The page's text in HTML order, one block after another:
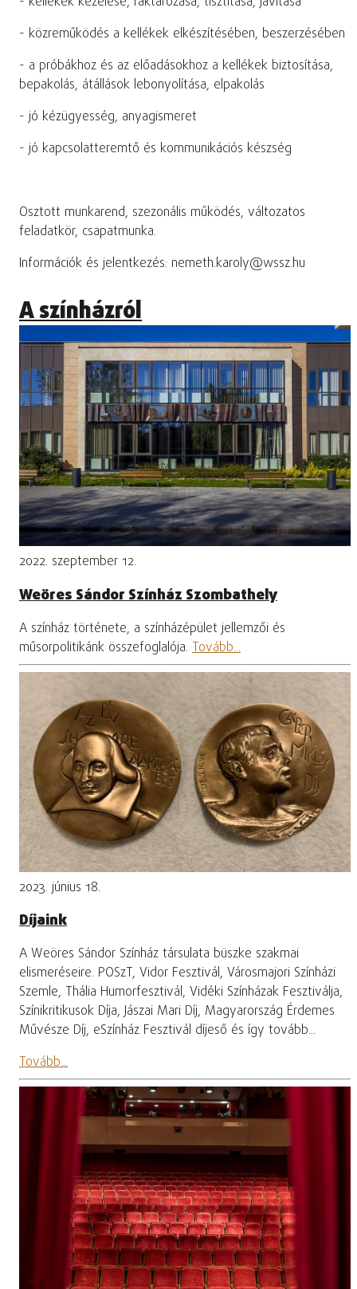
- közreműködés a kellékek elkészítésében, beszerzésében
- a próbákhoz és az előadásokhoz a kellékek biztosítása,
bepakolás, átállások lebonyolítása, elpakolás
- jó kézügyesség, anyagismeret
- jó kapcsolatteremtő és kommunikációs készség
Osztott munkarend, szezonális működés, változatos
feladatkör, csapatmunka.
Információk és jelentkezés: nemeth.karoly@wssz.hu
A színházról
2022. szeptember 12.
Weöres Sándor Színház Szombathely
A színház története, a színházépület jellemzői és
műsorpolitikánk összefoglalója. Tovább...
2023. június 18.
Díjaink
A Weöres Sándor Színház társulata büszke szakmai
elismeréseire. POSzT, Vidor Fesztivál, Városmajori Színházi
Szemle, Thália Humorfesztivál, Vidéki Színházak Fesztiválja,
Színikritikusok Díja, Jászai Mari Díj, Magyarország Érdemes
Művésze Díj, eSzínház Fesztivál díjeső és így tovább...
Tovább...